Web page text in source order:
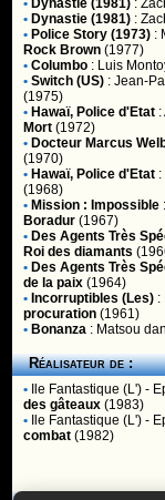
• Dynastie (1981) :
• Dynastie (1981) :
• Police Story (1973) :
Rock Brown (1977)
• Columbo : Luis
• Switch (US) :Jean-
(1975)
• Hawaï, Police d'Etat :
Mort (1972)
• Docteur Marcus
(1970)
• Hawaï, Police d'Etat :
(1968)
• Mission : Impossible
Boradur (1967)
• Des Agents Très
Roi des diamants
• Des Agents Très
de la paix (1964)
• Incorruptibles (Les) :
procuration (1961)
• Bonanza : Matsou
Réalisateur de :
• Ile Fantastique (L') -
des gâteaux (1983)
•
Ile Fantastique (L') -
combat (1982)